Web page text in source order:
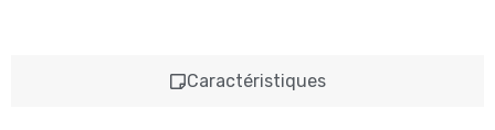
Caractéristiques